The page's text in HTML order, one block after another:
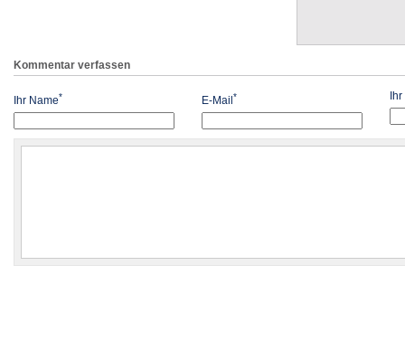
Kommentar verfassen
Ihr Name* E-Mail *